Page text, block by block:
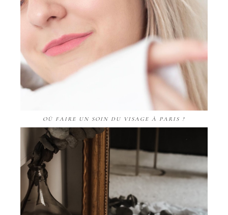
OÙ FAIRE UN SOIN DU VISAGE À PARIS ?